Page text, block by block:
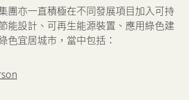
團亦一直積極在不同發展項目加入可持
能設計、可再生能源裝置、應用綠色建
色宜居城市，當中包括：